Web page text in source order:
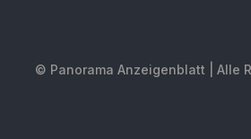
© Panorama Anzeigenblatt | Alle